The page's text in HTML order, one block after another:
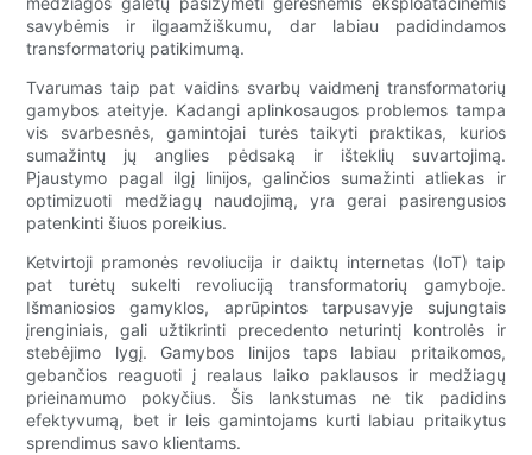
savybėmis ir ilgaamžiškumu, dar labiau padidindamos
transformatorių patikimumą.
Tvarumas taip pat vaidins svarbų vaidmenį transformatorių
gamybos ateityje. Kadangi aplinkosaugos problemos tampa
vis svarbesnės, gamintojai turės taikyti praktikas, kurios
sumažintų jų anglies pėdsaką ir išteklių suvartojimą.
Pjaustymo pagal ilgį linijos, galinčios sumažinti atliekas ir
optimizuoti medžiagų naudojimą, yra gerai pasirengusios
patenkinti šiuos poreikius.
Ketvirtoji pramonės revoliucija ir daiktų internetas (IoT) taip
pat turėtų sukelti revoliuciją transformatorių gamyboje.
Išmaniosios gamyklos, aprūpintos tarpusavyje sujungtais
įrenginiais, gali užtikrinti precedento neturintį kontrolės ir
stebėjimo lygį. Gamybos linijos taps labiau pritaikomos,
gebančios reaguoti į realaus laiko paklausos ir medžiagų
prieinamumo pokyčius. Šis lankstumas ne tik padidins
efektyvumą, bet ir leis gamintojams kurti labiau pritaikytus
sprendimus savo klientams.